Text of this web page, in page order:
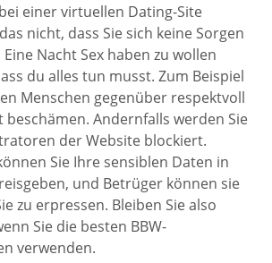
einer virtuellen Dating-Site
nicht, dass Sie sich keine Sorgen
Nacht Sex haben zu wollen
du alles tun musst. Zum Beispiel
Menschen gegenüber respektvoll
beschämen. Andernfalls werden Sie
der Website blockiert.
Sie Ihre sensiblen Daten in
und Betrüger können sie
zu erpressen. Bleiben Sie also
Sie die besten BBW-
verwenden.